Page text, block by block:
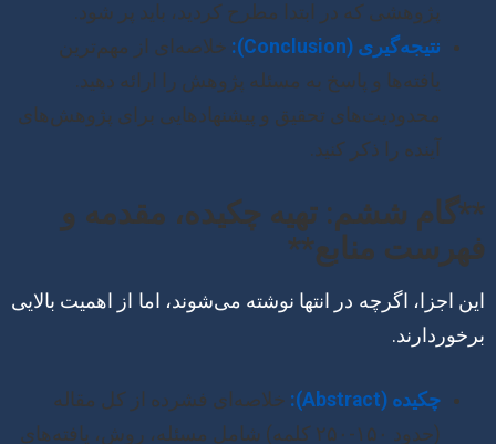
پژوهشی که در ابتدا مطرح کردید، باید پر شود.
نتیجه‌گیری (Conclusion):
خلاصه‌ای از مهم‌ترین
یافته‌ها و پاسخ به مسئله پژوهش را ارائه دهید.
محدودیت‌های تحقیق و پیشنهادهایی برای پژوهش‌های
آینده را ذکر کنید.
**گام ششم: تهیه چکیده، مقدمه و
فهرست منابع**
این اجزا، اگرچه در انتها نوشته می‌شوند، اما از اهمیت بالایی
برخوردارند.
چکیده (Abstract):
خلاصه‌ای فشرده از کل مقاله
(حدود ۱۵۰-۲۵۰ کلمه) شامل مسئله، روش، یافته‌های